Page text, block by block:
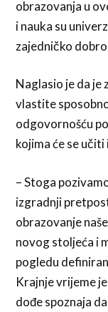
obrazovanja u
i nauka su
zajedničko
Naglasio je da je
vlastite
odgovornošću
kojima će se učiti
– Stoga
izgradnji
obrazovanje
novog stoljeća i
pogledu
Krajnje vrijeme
dođe spoznaja